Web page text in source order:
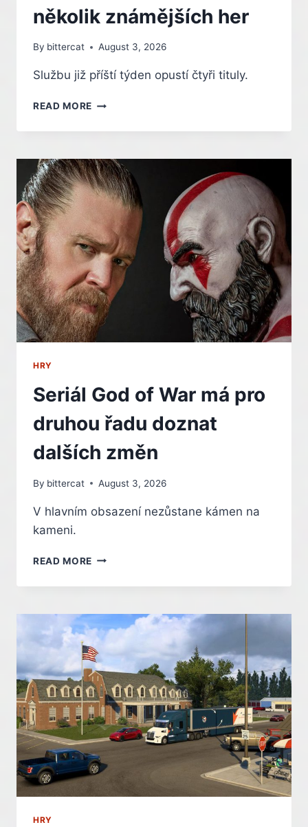
několik známějších her
By bittercat August 3, 2026
Službu již příští týden opustí čtyři tituly.
READ MORE GAME
BRZY
O
NĚKOLIK
ZNÁMĚJŠÍCH
HER
HRY
Seriál God of War má pro
druhou řadu doznat
dalších změn
By bittercat August 3, 2026
V hlavním obsazení nezůstane kámen na
kameni.
READ MORE SERIÁL
OF
MÁ
PRO
DRUHOU
ŘADU
DOZNAT
DALŠÍCH
ZMĚN
HRY